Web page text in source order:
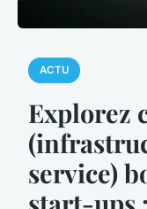
ACTU
Explorez
service)